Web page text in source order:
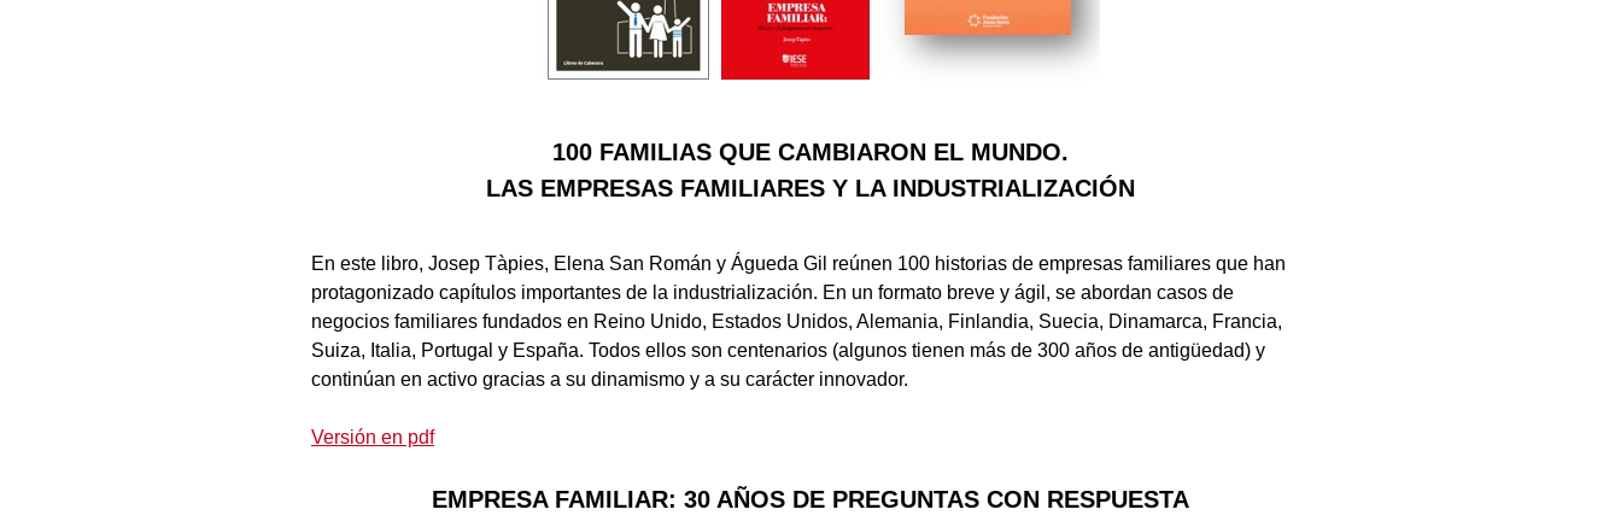
100 FAMILIAS QUE CAMBIARON EL MUNDO.
LAS EMPRESAS FAMILIARES Y LA INDUSTRIALIZACIÓN
En este libro, Josep Tàpies, Elena San Román y Águeda Gil reúnen 100 historias de empresas familiares que han
protagonizado capítulos importantes de la industrialización. En un formato breve y ágil, se abordan casos de
negocios familiares fundados en Reino Unido, Estados Unidos, Alemania, Finlandia, Suecia, Dinamarca, Francia,
Suiza, Italia, Portugal y España. Todos ellos son centenarios (algunos tienen más de 300 años de antigüedad) y
continúan en activo gracias a su dinamismo y a su carácter innovador.
Versión en pdf
EMPRESA FAMILIAR: 30 AÑOS DE PREGUNTAS CON RESPUESTA